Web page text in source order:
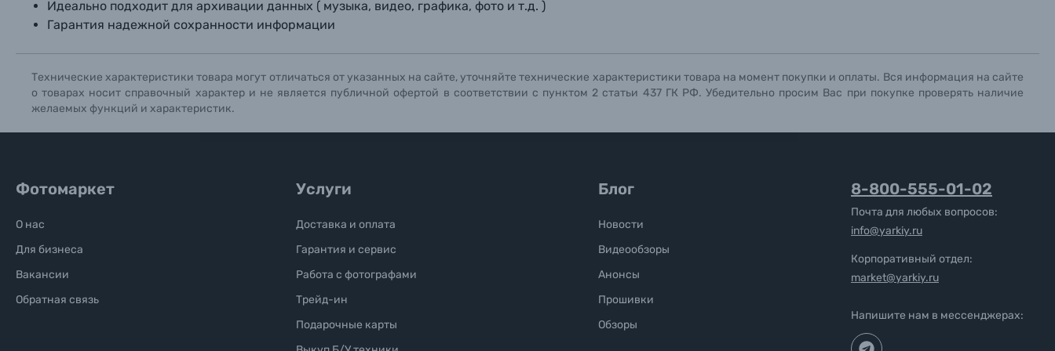
Отправить вопрос
Отправить вопрос
Солнцезащитные очки
Уценённые товары
Идеально подходит для архивации данных ( музыка, видео, графика, фото и т.д. )
Гарантия надежной сохранности информации
Технические характеристики товара могут отличаться от указанных на сайте, уточняйте технические характеристики товара на момент покупки и оплаты. Вся информация на сайте
о товарах носит справочный характер и не является публичной офертой в соответствии с пунктом 2 статьи 437 ГК РФ. Убедительно просим Вас при покупке проверять наличие
желаемых функций и характеристик.
Отправить вопрос
Фотомаркет
О нас
Для бизнеса
Вакансии
Обратная связь
Услуги
Доставка и оплата
Гарантия и сервис
Работа с фотографами
Трейд-ин
Подарочные карты
Блог
Новости
Видеообзоры
Анонсы
Прошивки
Обзоры
8-800-555-01-02
Почта для любых вопросов:
info@yarkiy.ru
Корпоративный отдел:
market@yarkiy.ru
Напишите нам в мессенджерах: